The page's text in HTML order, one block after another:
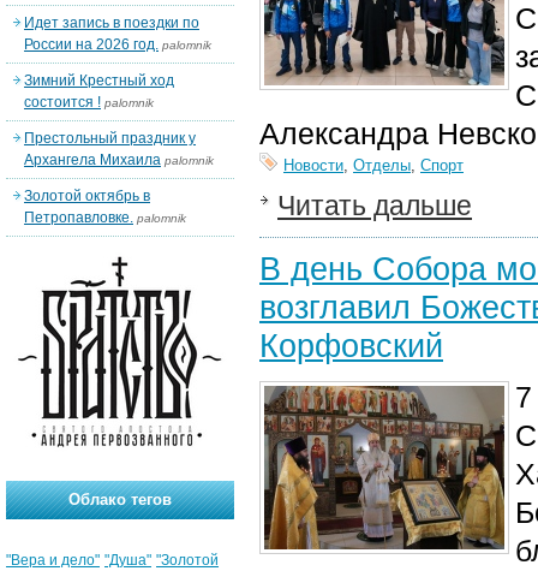
Александра
Новости, Отделы, Спорт
Читать дальше
В день Собора
возглавил
Корфовский
Идет запись в поездки по
России на 2026 год. palomnik
Зимний Крестный ход
состоится ! palomnik
Престольный праздник у
Архангела Михаила palomnik
Золотой октябрь в
Петропавловке. palomnik
Облако тегов
"Вера и дело" "Душа" "Золотой